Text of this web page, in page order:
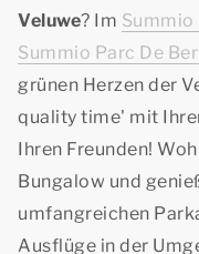
Veluwe? Im Summio
Summio Parc De
grünen Herzen der
quality time' mit
Ihren Freunden!
Bungalow und
umfangreichen
Ausflüge in der